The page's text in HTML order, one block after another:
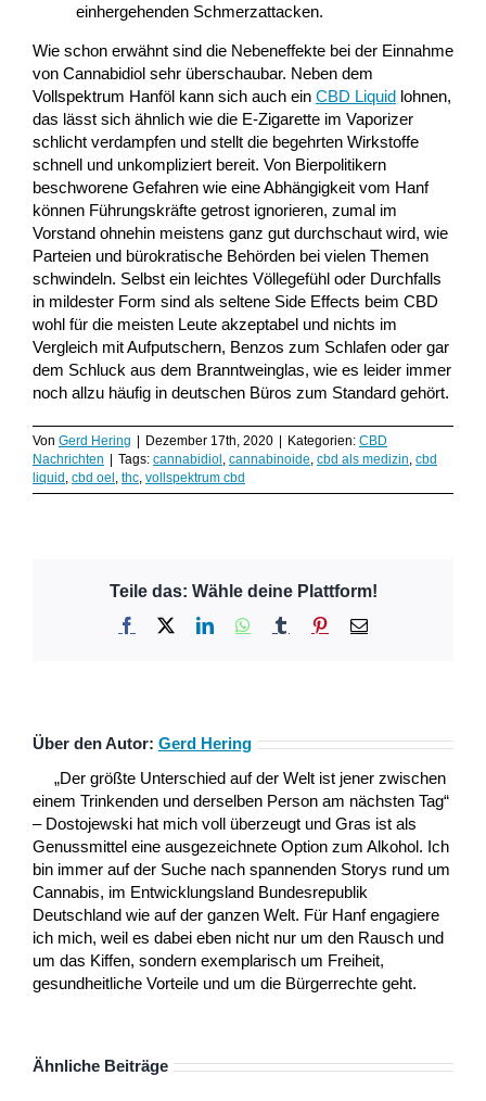
einhergehenden Schmerzattacken.
Wie schon erwähnt sind die Nebeneffekte bei der Einnahme
von Cannabidiol sehr überschaubar. Neben dem
Vollspektrum Hanföl kann sich auch ein CBD Liquid lohnen,
das lässt sich ähnlich wie die E-Zigarette im Vaporizer
schlicht verdampfen und stellt die begehrten Wirkstoffe
schnell und unkompliziert bereit. Von Bierpolitikern
beschworene Gefahren wie eine Abhängigkeit vom Hanf
können Führungskräfte getrost ignorieren, zumal im
Vorstand ohnehin meistens ganz gut durchschaut wird, wie
Parteien und bürokratische Behörden bei vielen Themen
schwindeln. Selbst ein leichtes Völlegefühl oder Durchfalls
in mildester Form sind als seltene Side Effects beim CBD
wohl für die meisten Leute akzeptabel und nichts im
Vergleich mit Aufputschern, Benzos zum Schlafen oder gar
dem Schluck aus dem Branntweinglas, wie es leider immer
noch allzu häufig in deutschen Büros zum Standard gehört.
Von Gerd Hering | Dezember 17th, 2020 | Kategorien: CBD
Nachrichten | Tags: cannabidiol, cannabinoide, cbd als medizin, cbd
liquid, cbd oel, thc, vollspektrum cbd
Teile das: Wähle deine Plattform!
Facebook LinkedInWhatsApp
Tumblr Pinterest
E-
Über den Autor: Gerd Hering
„Der größte Unterschied auf der Welt ist jener zwischen
einem Trinkenden und derselben Person am nächsten Tag“
– Dostojewski hat mich voll überzeugt und Gras ist als
Genussmittel eine ausgezeichnete Option zum Alkohol. Ich
bin immer auf der Suche nach spannenden Storys rund um
Cannabis, im Entwicklungsland Bundesrepublik
Deutschland wie auf der ganzen Welt. Für Hanf engagiere
ich mich, weil es dabei eben nicht nur um den Rausch und
um das Kiffen, sondern exemplarisch um Freiheit,
gesundheitliche Vorteile und um die Bürgerrechte geht.
Ähnliche Beiträge